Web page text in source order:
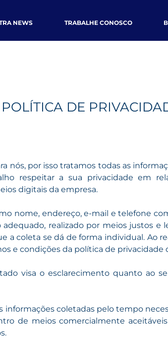
NEWS TRABALHE CONOSCO
POLÍTICA DE
nós, por isso tratamos todas as
respeitar a sua privacidade em
digitais da empresa.
nome, endereço, e-mail e telefone
realizado por meios justos
a coleta se dá de forma individual. Ao
e condições da política de privacidade
visa o esclarecimento quanto ao
informações coletadas pelo tempo
de meios comercialmente